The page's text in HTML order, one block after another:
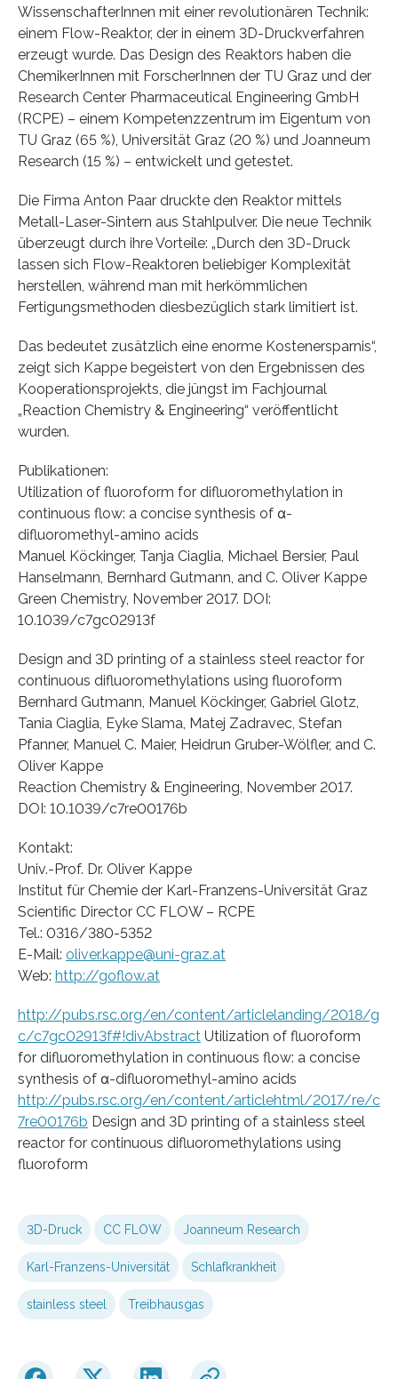
WissenschafterInnen mit einer revolutionären Technik:
einem Flow-Reaktor, der in einem 3D-Druckverfahren
erzeugt wurde. Das Design des Reaktors haben die
ChemikerInnen mit ForscherInnen der TU Graz und der
Research Center Pharmaceutical Engineering GmbH
(RCPE) – einem Kompetenzzentrum im Eigentum von
TU Graz (65 %), Universität Graz (20 %) und Joanneum
Research (15 %) – entwickelt und getestet.
Die Firma Anton Paar druckte den Reaktor mittels
Metall-Laser-Sintern aus Stahlpulver. Die neue Technik
überzeugt durch ihre Vorteile: „Durch den 3D-Druck
lassen sich Flow-Reaktoren beliebiger Komplexität
herstellen, während man mit herkömmlichen
Fertigungsmethoden diesbezüglich stark limitiert ist.
Das bedeutet zusätzlich eine enorme Kostenersparnis“,
zeigt sich Kappe begeistert von den Ergebnissen des
Kooperationsprojekts, die jüngst im Fachjournal
„Reaction Chemistry & Engineering“ veröffentlicht
wurden.
Publikationen:
Utilization of fluoroform for difluoromethylation in
continuous flow: a concise synthesis of α-
difluoromethyl-amino acids
Manuel Köckinger, Tanja Ciaglia, Michael Bersier, Paul
Hanselmann, Bernhard Gutmann, and C. Oliver Kappe
Green Chemistry, November 2017. DOI:
10.1039/c7gc02913f
Design and 3D printing of a stainless steel reactor for
continuous difluoromethylations using fluoroform
Bernhard Gutmann, Manuel Köckinger, Gabriel Glotz,
Tania Ciaglia, Eyke Slama, Matej Zadravec, Stefan
Pfanner, Manuel C. Maier, Heidrun Gruber-Wölfler, and C.
Oliver Kappe
Reaction Chemistry & Engineering, November 2017.
DOI: 10.1039/c7re00176b
Kontakt:
Univ.-Prof. Dr. Oliver Kappe
Institut für Chemie der Karl-Franzens-Universität Graz
Scientific Director CC FLOW – RCPE
Tel.: 0316/380-5352
E-Mail: oliver.kappe@uni-graz.at
Web: http://goflow.at
http://pubs.rsc.org/en/content/articlelanding/2018/g
c/c7gc02913f#!divAbstract Utilization of fluoroform
for difluoromethylation in continuous flow: a concise
synthesis of α-difluoromethyl-amino acids
http://pubs.rsc.org/en/content/articlehtml/2017/re/c
7re00176b Design and 3D printing of a stainless steel
reactor for continuous difluoromethylations using
fluoroform
3D-Druck CC FLOW Joanneum Research
Karl-Franzens-Universität Schlafkrankheit
stainless steel Treibhausgas